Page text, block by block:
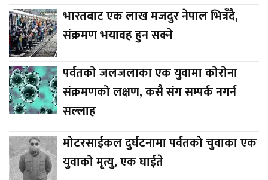
भारतबाट एक लाख मजदुर नेपाल भित्रँदै,
संक्रमण भयावह हुन सक्ने
पर्वतको जलजलाका एक युवामा कोरोना
संक्रमणको लक्षण, कसै संग सम्पर्क नगर्न
सल्लाह
मोटरसाईकल दुर्घटनामा पर्वतको चुवाका एक
युवाको मृत्यु, एक घाईते